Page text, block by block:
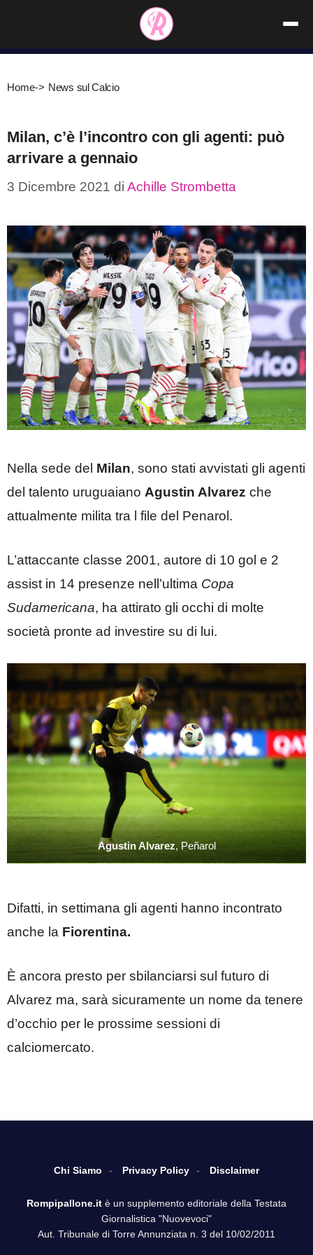
contenuto
Home-> News sul Calcio
Milan, c’è l’incontro con gli agenti: può
arrivare a gennaio
3 Dicembre 2021 di Achille Strombetta
Nella sede del Milan, sono stati avvistati gli agenti
del talento uruguaiano Agustin Alvarez che
attualmente milita tra l file del Penarol.
L’attaccante classe 2001, autore di 10 gol e 2
assist in 14 presenze nell’ultima Copa
Sudamericana, ha attirato gli occhi di molte
società pronte ad investire su di lui.
Agustin Alvarez, Peñarol
Difatti, in settimana gli agenti hanno incontrato
anche la Fiorentina.
È ancora presto per sbilanciarsi sul futuro di
Alvarez ma, sarà sicuramente un nome da tenere
d’occhio per le prossime sessioni di
calciomercato.
Chi Siamo Privacy Policy Disclaimer
Rompipallone.it è un supplemento editoriale della Testata
Giornalistica "Nuovevoci"
Aut. Tribunale di Torre Annunziata n. 3 del 10/02/2011